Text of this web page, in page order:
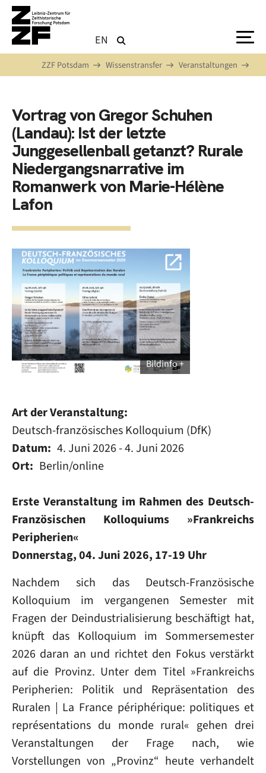
Direkt zum Inhalt
EN
ZZF Potsdam Wissenstransfer Veranstaltungen
Vortrag von Gregor Schuhen
(Landau): Ist der letzte
Junggesellenball getanzt? Rurale
Niedergangsnarrative im
Romanwerk von Marie-Hélène
Lafon
Bildinfo
Art der Veranstaltung
Deutsch-französisches Kolloquium (DfK)
Datum
4. Juni 2026-4. Juni 2026
Ort
Berlin/online
Erste Veranstaltung im Rahmen des Deutsch-
Französischen Kolloquiums »Frankreichs
Peripherien«
Donnerstag, 04. Juni 2026, 17-19 Uhr
Nachdem sich das Deutsch-Französische
Kolloquium im vergangenen Semester mit
Fragen der Deindustrialisierung beschäftigt hat,
knüpft das Kolloquium im Sommersemester
2026 daran an und richtet den Fokus verstärkt
auf die Provinz. Unter dem Titel »Frankreichs
Peripherien: Politik und Repräsentation des
Ruralen | La France périphérique: politiques et
représentations du monde rural« gehen drei
Veranstaltungen der Frage nach, wie
Vorstellungen von „Provinz“ heute verhandelt